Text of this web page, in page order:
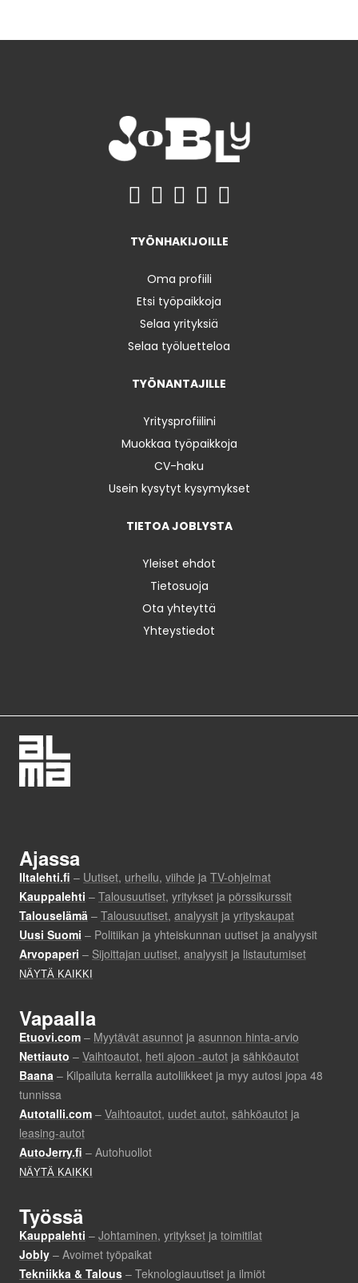
TYÖNHAKIJOILLE
Oma profiili
Etsi työpaikkoja
Selaa yrityksiä
Selaa työluetteloa
TYÖNANTAJILLE
Yritysprofiilini
Muokkaa työpaikkoja
CV-haku
Usein kysytyt kysymykset
TIETOA JOBLYSTA
Yleiset ehdot
Tietosuoja
Ota yhteyttä
Yhteystiedot